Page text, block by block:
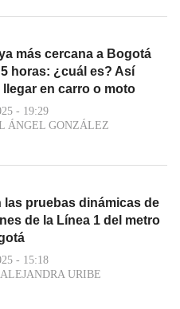
más cercana a Bogotá
horas: ¿cuál es? Así
llegar en carro o moto
- 19:29
ÁNGEL GONZÁLEZ
las pruebas dinámicas de
de la Línea 1 del metro
- 15:18
URIBE